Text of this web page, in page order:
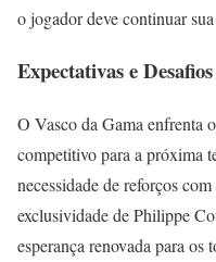
o jogador deve continuar
Expectativas e Desafios
O Vasco da Gama enfrenta
competitivo para a próxima
necessidade de reforços
exclusividade de Philippe
esperança renovada para os